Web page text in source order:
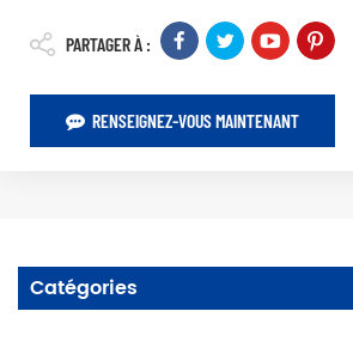
PARTAGER À :
RENSEIGNEZ-VOUS MAINTENANT
Catégories